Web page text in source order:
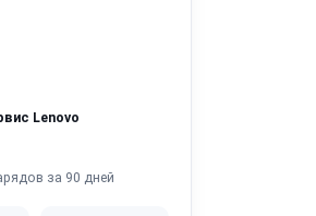
Lenovo
за 90 дней